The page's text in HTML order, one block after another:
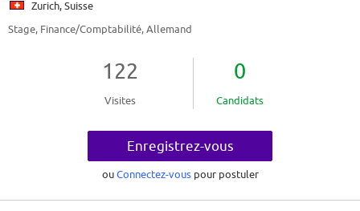
Zurich, Suisse
Stage, Finance/Comptabilité, Allemand
122
Visites
0
Candidats
Enregistrez-vous
ouConnectez-vous pour postuler